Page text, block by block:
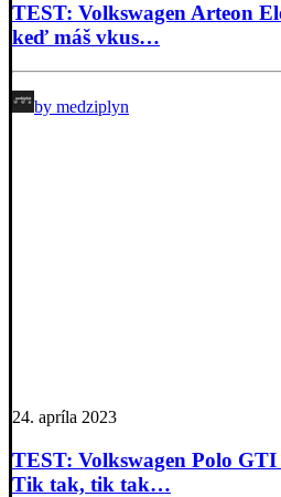
TEST: Volkswagen Arteon
keď máš vkus…
by medziplyn
24. apríla 2023
TEST: Volkswagen Polo
Tik tak, tik tak…